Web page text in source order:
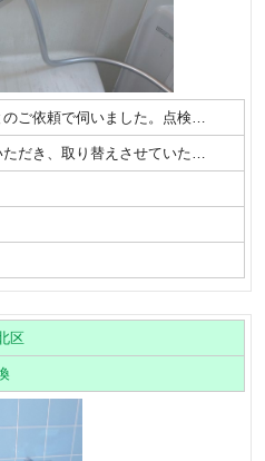
のご依頼で伺いました。点検…
ただき、取り替えさせていた…
区